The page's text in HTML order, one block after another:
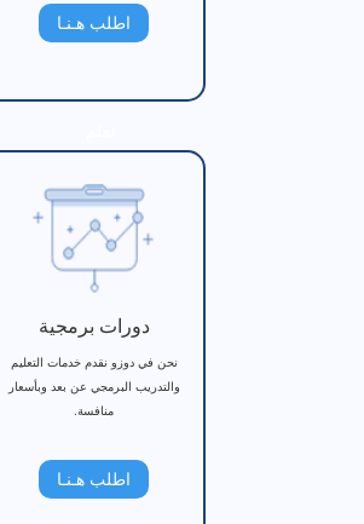
اطلب هـنـا
دورات برمجية
نحن في دوزو نقدم خدمات التعليم
والتدريب البرمجي عن بعد وبأسعار
منافسة.
اطلب هـنـا